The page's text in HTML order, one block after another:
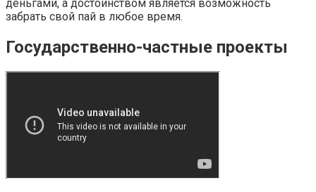
деньгами, а достоинством является возможность
забрать свой пай в любое время.
Государственно-частные проекты